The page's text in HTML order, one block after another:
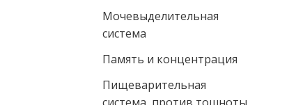
Мочевыделительная
система
Память и концентрация
Пищеварительная